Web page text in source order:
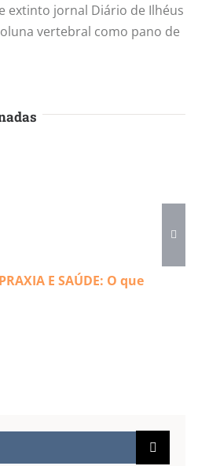
extinto jornal Diário de Ilhéus
vertebral como pano de
E SAÚDE: O que